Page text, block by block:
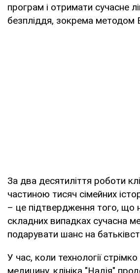
програм і отримати сучасне
безпліддя, зокрема методом
За два десятиліття роботи
частиною тисяч сімейних
– це підтвердження того, що
складних випадках сучасна
подарувати шанс на
У час, коли технології
медицину, клініка "Надія"